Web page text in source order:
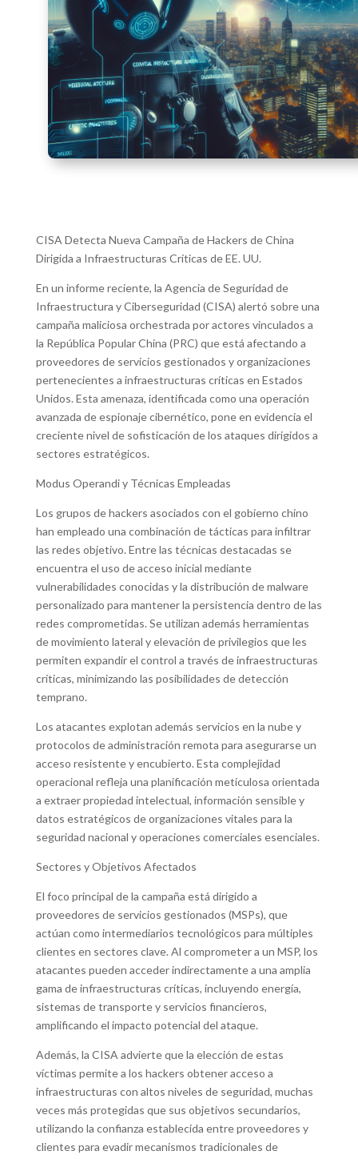
CISA Detecta Nueva Campaña de Hackers de China
Dirigida a Infraestructuras Críticas de EE. UU.
En un informe reciente, la Agencia de Seguridad de
Infraestructura y Ciberseguridad (CISA) alertó sobre una
campaña maliciosa orchestrada por actores vinculados a
la República Popular China (PRC) que está afectando a
proveedores de servicios gestionados y organizaciones
pertenecientes a infraestructuras críticas en Estados
Unidos. Esta amenaza, identificada como una operación
avanzada de espionaje cibernético, pone en evidencia el
creciente nivel de sofisticación de los ataques dirigidos a
sectores estratégicos.
Modus Operandi y Técnicas Empleadas
Los grupos de hackers asociados con el gobierno chino
han empleado una combinación de tácticas para infiltrar
las redes objetivo. Entre las técnicas destacadas se
encuentra el uso de acceso inicial mediante
vulnerabilidades conocidas y la distribución de malware
personalizado para mantener la persistencia dentro de las
redes comprometidas. Se utilizan además herramientas
de movimiento lateral y elevación de privilegios que les
permiten expandir el control a través de infraestructuras
críticas, minimizando las posibilidades de detección
temprano.
Los atacantes explotan además servicios en la nube y
protocolos de administración remota para asegurarse un
acceso resistente y encubierto. Esta complejidad
operacional refleja una planificación meticulosa orientada
a extraer propiedad intelectual, información sensible y
datos estratégicos de organizaciones vitales para la
seguridad nacional y operaciones comerciales esenciales.
Sectores y Objetivos Afectados
El foco principal de la campaña está dirigido a
proveedores de servicios gestionados (MSPs), que
actúan como intermediarios tecnológicos para múltiples
clientes en sectores clave. Al comprometer a un MSP, los
atacantes pueden acceder indirectamente a una amplia
gama de infraestructuras críticas, incluyendo energía,
sistemas de transporte y servicios financieros,
amplificando el impacto potencial del ataque.
Además, la CISA advierte que la elección de estas
víctimas permite a los hackers obtener acceso a
infraestructuras con altos niveles de seguridad, muchas
veces más protegidas que sus objetivos secundarios,
utilizando la confianza establecida entre proveedores y
clientes para evadir mecanismos tradicionales de